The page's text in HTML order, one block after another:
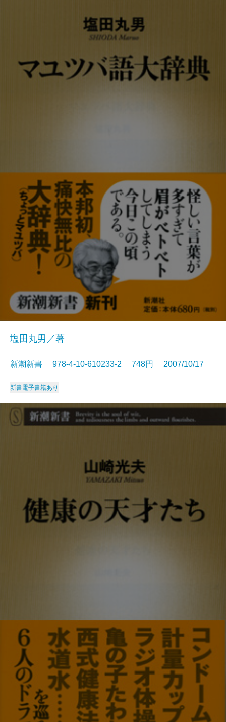
塩田丸男／著
新潮新書 978-4-10-610233-2 748円 2007/10/17
新書電子書籍あり